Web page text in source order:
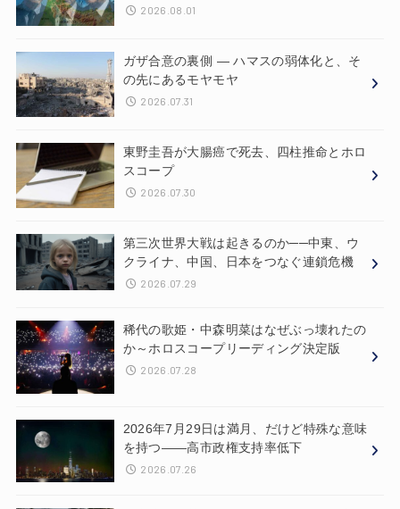
2026.08.01
ガザ合意の裏側 ― ハマスの弱体化と、そ
の先にあるモヤモヤ
2026.07.31
東野圭吾が大腸癌で死去、四柱推命とホロ
スコープ
2026.07.30
第三次世界大戦は起きるのか──中東、ウ
クライナ、中国、日本をつなぐ連鎖危機
2026.07.29
稀代の歌姫・中森明菜はなぜぶっ壊れたの
か～ホロスコープリーディング決定版
2026.07.28
2026年7月29日は満月、だけど特殊な意味
を持つ——高市政権支持率低下
2026.07.26